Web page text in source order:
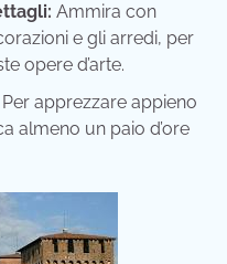
Ammira con
e gli arredi, per
opere d’arte.
Per apprezzare appieno
almeno un paio d’ore